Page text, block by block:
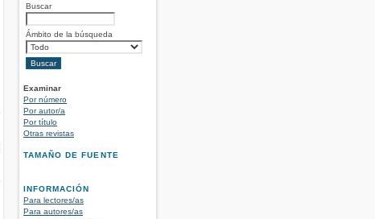
Buscar
Ámbito de la búsqueda
Examinar
Por número
Por autor/a
Por título
Otras revistas
TAMAÑO DE FUENTE
INFORMACIÓN
Para lectores/as
Para autores/as